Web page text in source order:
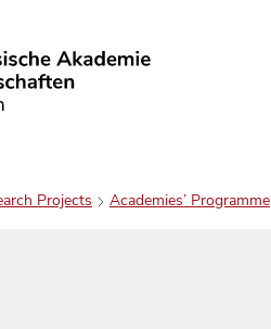
Projects Academies’ Programme